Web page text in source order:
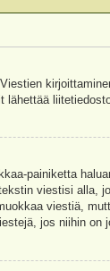
painiketta
viestisi alla,
viestiä,
jos niihin on